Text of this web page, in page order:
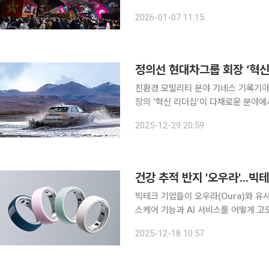
행사 마지막 날인 지난달 31일 새해맞
2026-01-07 11:15
정의선 현대차그룹 회장 ‘혁
친환경 모빌리티 분야 기네스 기록기아 PV5 한
장의 ‘혁신 리더십’이 다채로운 분야
르면 기아 PV5는 9월 최대 적재중
2025-12-29 20:59
건강 추적 반지 '오우라'...빅
빅테크 기업들이 오우라(Oura)와 유
스케어 기능과 AI 서비스를 어떻게 고도화해 나갈지
체 활동 등 각종 생체 신호를 측정하
2025-12-18 10:57